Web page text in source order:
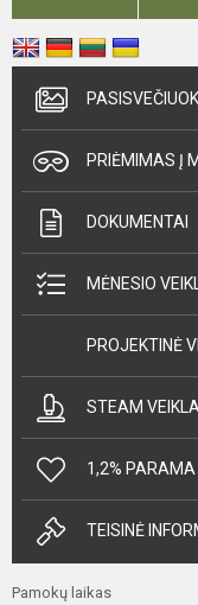
PRIĖMIMAS Į
DOKUMENTAI
MĖNESIO
PROJEKTINĖ
STEAM VEIKLA
1,2% PARAMA
TEISINĖ
Pamokų laikas